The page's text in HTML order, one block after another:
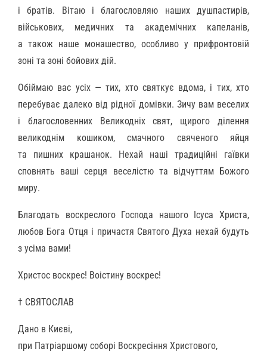
і братів. Вітаю і благословляю наших душпастирів,
військових, медичних та академічних капеланів,
а також наше монашество, особливо у прифронтовій
зоні та зоні бойових дій.
Обіймаю вас усіх — тих, хто святкує вдома, і тих, хто
перебуває далеко від рідної домівки. Зичу вам веселих
і благословенних Великодніх свят, щирого ділення
великоднім кошиком, смачного свяченого яйця
та пишних крашанок. Нехай наші традиційні гаївки
сповнять ваші серця веселістю та відчуттям Божого
миру.
Благодать воскреслого Господа нашого Ісуса Христа,
любов Бога Отця і причастя Святого Духа нехай будуть
з усіма вами!
Христос воскрес! Воістину воскрес!
† СВЯТОСЛАВ
Дано в Києві,
при Патріаршому соборі Воскресіння Христового,